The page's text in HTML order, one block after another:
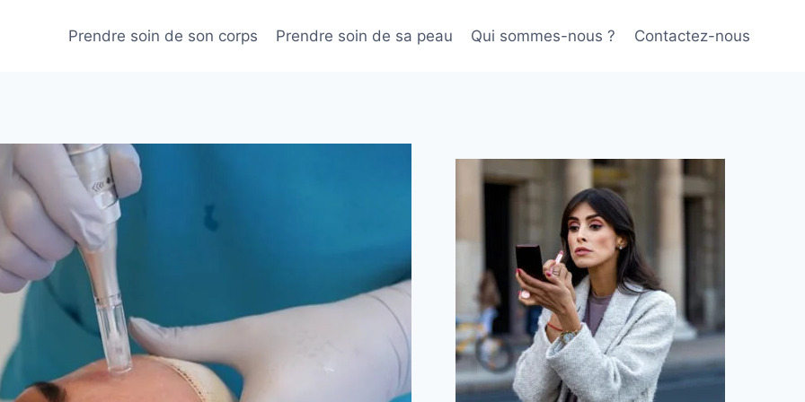
Prendre soin de son corps Prendre soin de sa peau Qui sommes-nous ? Contactez-nous